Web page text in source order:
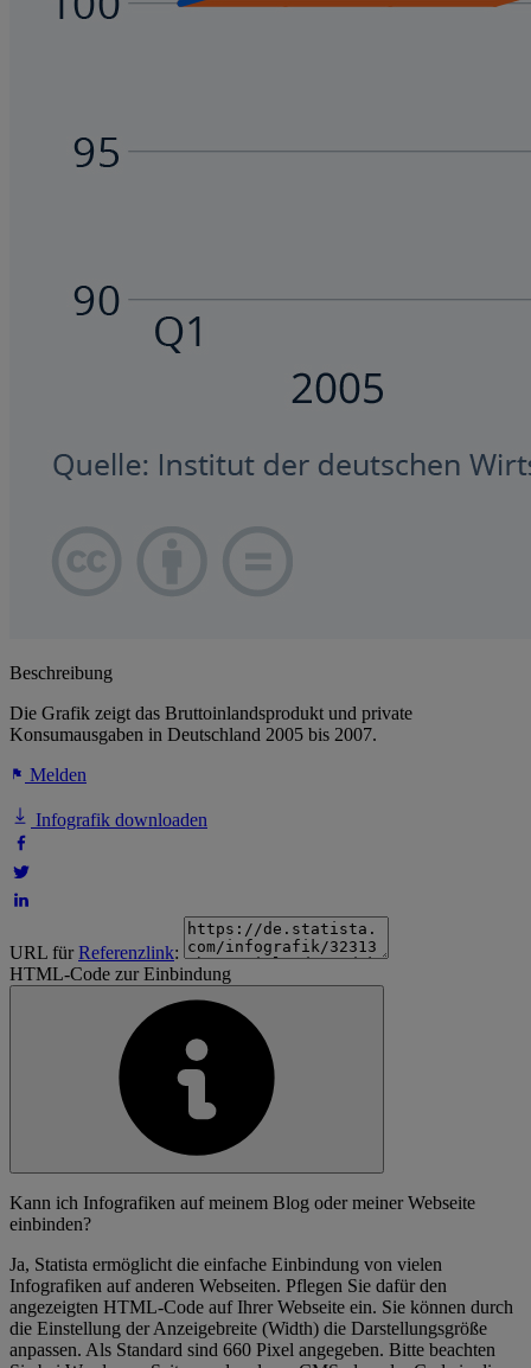
Beschreibung
Die Grafik zeigt das Bruttoinlandsprodukt und private
Konsumausgaben in Deutschland 2005 bis 2007.
Melden
Infografik downloaden
URL fürReferenzlink:
HTML-Code zur Einbindung
Kann ich Infografiken auf meinem Blog oder meiner Webseite
einbinden?
Ja, Statista ermöglicht die einfache Einbindung von vielen
Infografiken auf anderen Webseiten. Pflegen Sie dafür den
angezeigten HTML-Code auf Ihrer Webseite ein. Sie können durch
die Einstellung der Anzeigebreite (Width) die Darstellungsgröße
anpassen. Als Standard sind 660 Pixel angegeben. Bitte beachten